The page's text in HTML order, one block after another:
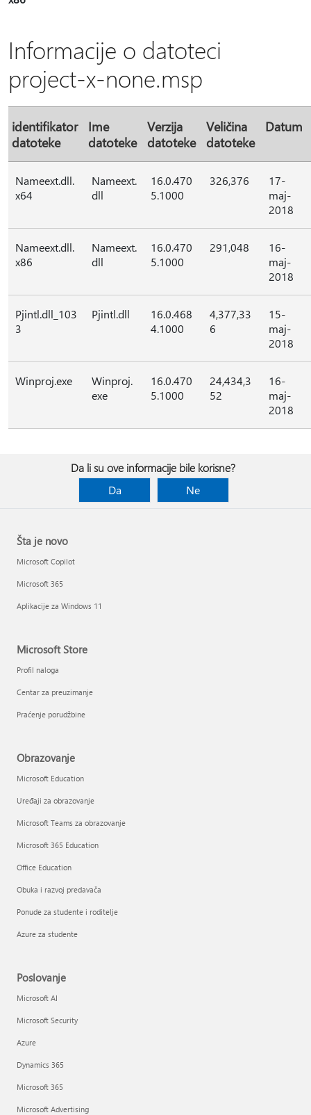
Informacije o datoteci
project-x-none.msp
identifikator
datoteke
Ime
datoteke
Verzija
datoteke
Veličina
datoteke
Datum
Nameext.dll.
x64
Nameext.
dll
16.0.470
5.1000
326,376
17-
maj-
2018
Nameext.dll.
x86
Nameext.
dll
16.0.470
5.1000
291,048
16-
maj-
2018
Pjintl.dll_103
3
Pjintl.dll
16.0.468
4.1000
4,377,33
6
15-
maj-
2018
Winproj.exe
Winproj.
exe
16.0.470
5.1000
24,434,3
52
16-
maj-
2018
Da li su ove informacije bile korisne?
Da
Ne
Šta je novo
Microsoft Copilot
Microsoft 365
Aplikacije za Windows 11
Microsoft Store
Profil naloga
Centar za preuzimanje
Praćenje porudžbine
Obrazovanje
Microsoft Education
Uređaji za obrazovanje
Microsoft Teams za obrazovanje
Microsoft 365 Education
Office Education
Obuka i razvoj predavača
Ponude za studente i roditelje
Azure za studente
Poslovanje
Microsoft AI
Microsoft Security
Azure
Dynamics 365
Microsoft 365
Microsoft Advertising